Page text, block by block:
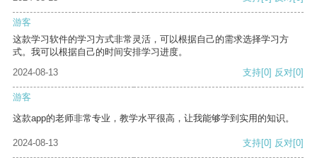
游客
这款学习软件的学习方式非常灵活，可以根据自己的需求选择学习方
式。我可以根据自己的时间安排学习进度。
2024-08-13
支持[0] 反对[0]
游客
这款app的老师非常专业，教学水平很高，让我能够学到实用的知识。
2024-08-13 支持[0] 反对[0]